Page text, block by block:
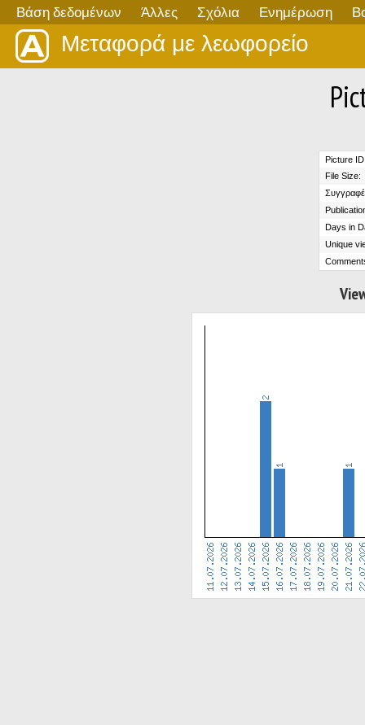
Βάση δεδομένων Άλλες Σχόλια Ενημέρωση
Μεταφορά με λεωφορείο
Picture
File Size:
Days in
Unique